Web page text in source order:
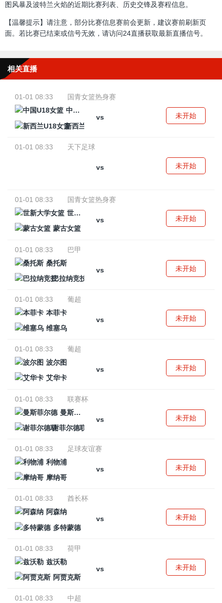
图风暴及波特兰火焰的近期比赛列表、历史交锋及赛程信息。
【温馨提示】请注意，部分比赛信息赛前会更新，建议赛前刷新页
面。若比赛已结束或信号无效，请访问24直播获取最新直播信号。
相关直播
01-01 08:33
国青女篮热身赛
中国U18女篮
vs
新西兰U18女篮
未开始
01-01 08:33 天下足球
vs 未开始
01-01 08:33
国青女篮热身赛
世新大学女篮
vs
蒙古女篮
未开始
01-01 08:33
巴甲
桑托斯
vs
巴拉纳竞技
未开始
01-01 08:33
葡超
本菲卡
vs
维塞乌
未开始
01-01 08:33
葡超
波尔图
vs
艾华卡
未开始
01-01 08:33
联赛杯
曼斯菲尔德
vs
谢菲尔德联
未开始
01-01 08:33
足球友谊赛
利物浦
vs
摩纳哥
未开始
01-01 08:33
酋长杯
阿森纳
vs
多特蒙德
未开始
01-01 08:33
荷甲
兹沃勒
vs
阿贾克斯
未开始
01-01 08:33
中超